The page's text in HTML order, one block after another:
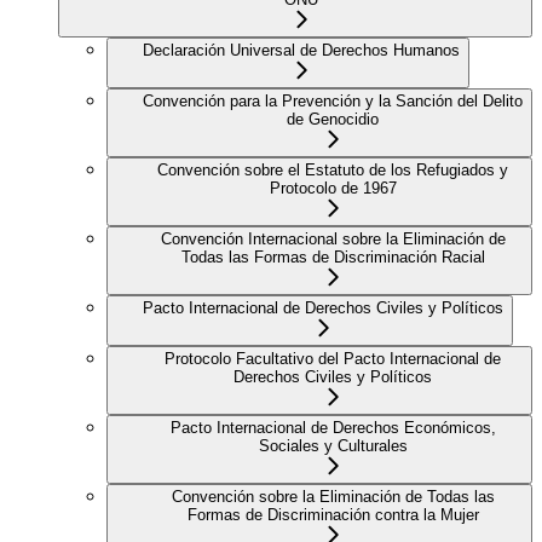
Declaración Universal de Derechos Humanos
Convención para la Prevención y la Sanción del Delito
de Genocidio
Convención sobre el Estatuto de los Refugiados y
Protocolo de 1967
Convención Internacional sobre la Eliminación de
Todas las Formas de Discriminación Racial
Pacto Internacional de Derechos Civiles y Políticos
Protocolo Facultativo del Pacto Internacional de
Derechos Civiles y Políticos
Pacto Internacional de Derechos Económicos,
Sociales y Culturales
Convención sobre la Eliminación de Todas las
Formas de Discriminación contra la Mujer